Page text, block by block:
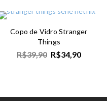
Copo de Vidro Stranger
Things
R$39,90 R$34,90